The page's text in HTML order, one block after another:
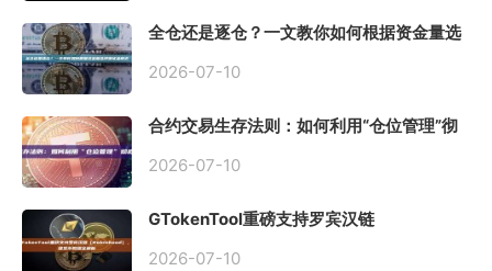
全仓还是逐仓？一文教你如何根据资金量选
2026-07-10
合约交易生存法则：如何利用“仓位管理”彻
2026-07-10
GTokenTool重磅支持罗宾汉链
2026-07-10